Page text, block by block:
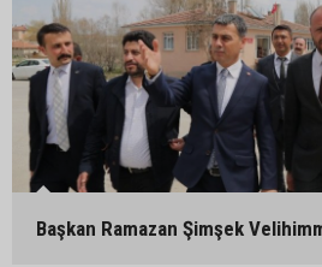
Başkan Ramazan Şimşek